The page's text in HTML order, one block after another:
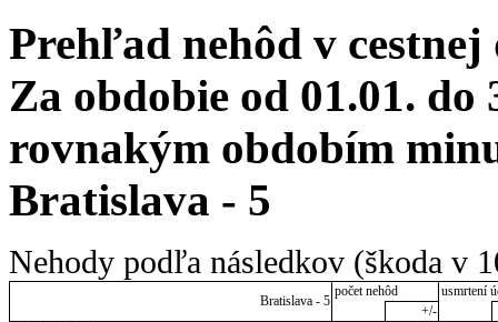
Prehľad nehôd v cestnej
Za obdobie od 01.01. do
rovnakým obdobím
Bratislava - 5
Nehody podľa následkov (škoda v
Bratislava - 5
počet nehôd
usmrtení
+/-